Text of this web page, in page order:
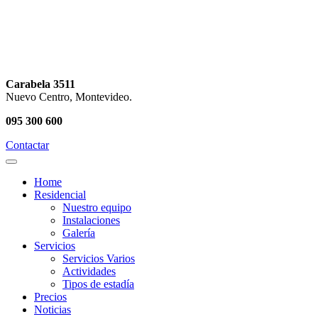
Carabela 3511
Nuevo Centro, Montevideo.
095 300 600
Contactar
Home
Residencial
Nuestro equipo
Instalaciones
Galería
Servicios
Servicios Varios
Actividades
Tipos de estadía
Precios
Noticias